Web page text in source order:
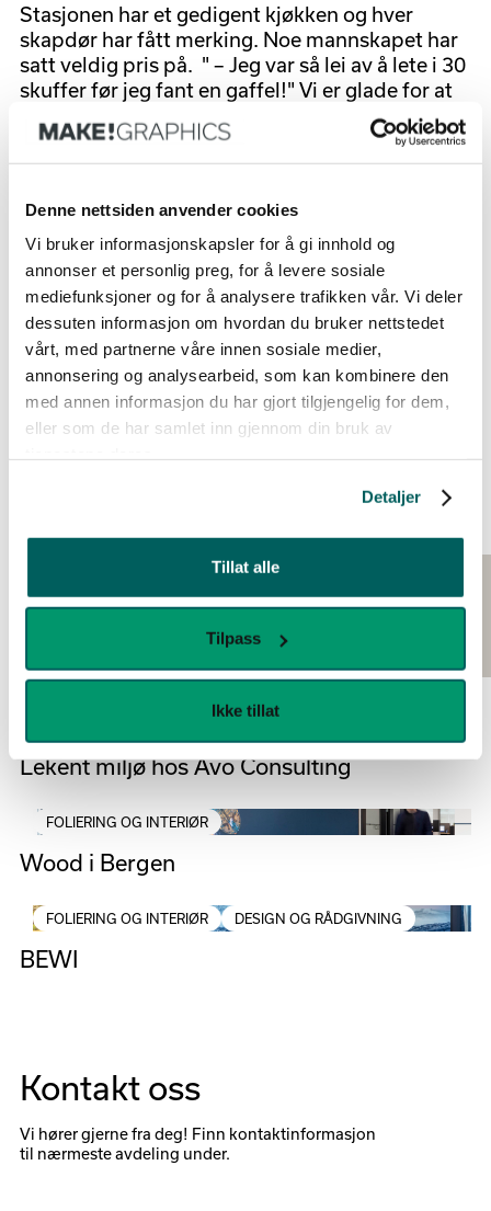
Denne nettsiden anvender cookies
Vi bruker informasjonskapsler for å gi innhold og
annonser et personlig preg, for å levere sosiale
mediefunksjoner og for å analysere trafikken vår. Vi deler
dessuten informasjon om hvordan du bruker nettstedet
vårt, med partnerne våre innen sosiale medier,
annonsering og analysearbeid, som kan kombinere den
med annen informasjon du har gjort tilgjengelig for dem,
eller som de har samlet inn gjennom din bruk av
Detaljer
Tillat alle
Tilpass
Ikke tillat
Stasjonen har et gedigent kjøkken og hver
skapdør har fått merking. Noe mannskapet har
satt veldig pris på. " – Jeg var så lei av å lete i 30
skuffer før jeg fant en gaffel!" Vi er glade for at
de nå kan bruke energi på redning og ikke
bestikk-leting 😅 Vi setter pris på muligheten til
å bidra med vår kompetanse på Varmen
Stavanger kommune, LINK Arkitektur, Rogaland Brann og
Relaterte prosjekter
Lekent miljø hos Avo Consulting
FOLIERING OG INTERIØR
Wood i Bergen
FOLIERING OG INTERIØR DESIGN OG RÅDGIVNING
BEWI
Kontakt oss
Vi hører gjerne fra deg! Finn kontaktinformasjon
til nærmeste avdeling under.